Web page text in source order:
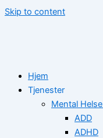
Skip to content
Hjem
Tjenester
Mental Helse
ADD
ADHD